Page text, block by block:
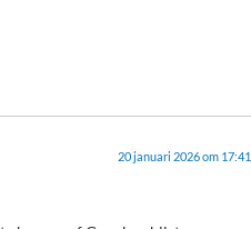
20 januari 2026 om 17:41